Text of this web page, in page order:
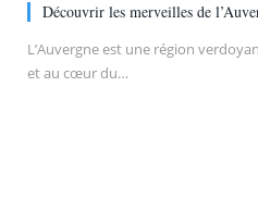
Découvrir les merveilles de
L’Auvergne est une région
et au cœur du…